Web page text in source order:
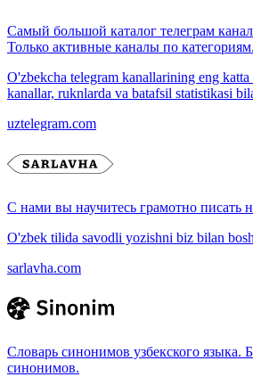
Самый большой каталог телеграм
Только активные каналы по категориям.
O'zbekcha telegram kanallarining eng
kanallar, ruknlarda va batafsil statistikasi
uztelegram.com
С нами вы научитесь грамотно писать
O'zbek tilida savodli yozishni biz bilan
sarlavha.com
Словарь синонимов узбекского языка.
синонимов.